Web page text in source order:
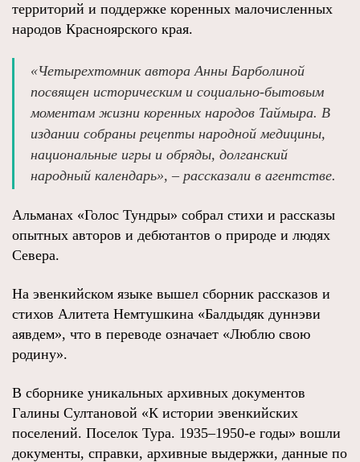
территорий и поддержке коренных малочисленных
народов Красноярского края.
«Четырехтомник автора Анны Барболиной
посвящен историческим и социально-бытовым
моментам жизни коренных народов Таймыра. В
издании собраны рецепты народной медицины,
национальные игры и обряды, долганский
народный календарь», – рассказали в агентстве.
Альманах «Голос Тундры» собрал стихи и рассказы
опытных авторов и дебютантов о природе и людях
Севера.
На эвенкийском языке вышел сборник рассказов и
стихов Алитета Немтушкина «Балдыдяк дуннэви
аявдем», что в переводе означает «Люблю свою
родину».
В сборнике уникальных архивных документов
Галины Султановой «К истории эвенкийских
поселений. Поселок Тура. 1935–1950-е годы» вошли
документы, справки, архивные выдержки, данные по